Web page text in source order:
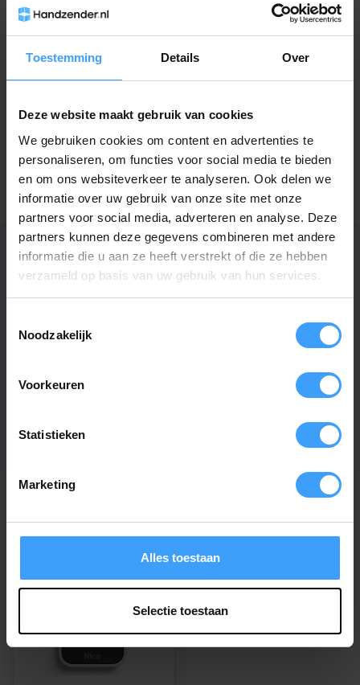
Toestemming Details Over
Deze website maakt gebruik van cookies
We gebruiken cookies om content en advertenties te
personaliseren, om functies voor social media te bieden
en om ons websiteverkeer te analyseren. Ook delen we
informatie over uw gebruik van onze site met onze
partners voor social media, adverteren en analyse. Deze
partners kunnen deze gegevens combineren met andere
informatie die u aan ze heeft verstrekt of die ze hebben
verzameld op basis van uw gebruik van hun services.
Noodzakelijk
Voorkeuren
Statistieken
Marketing
Alles toestaan
Selectie toestaan
Neem contact op met een van onze
medewerkers
Vraag het de expert
Gerelateerde producten
TypeError: Failed to fetch
https://www.handzender.nl/nice/
Artikelnummer
Recent bekeken